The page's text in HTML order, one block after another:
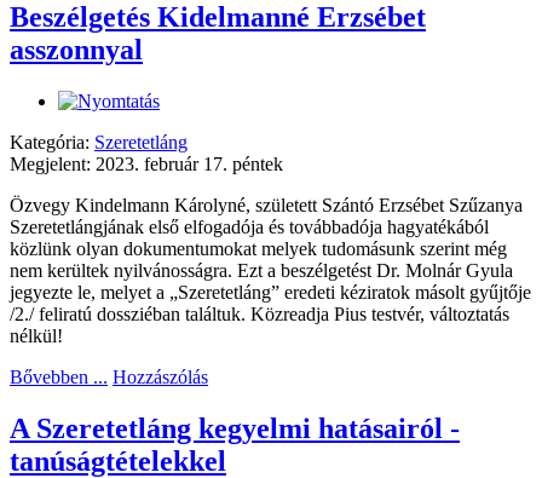
Beszélgetés Kidelmanné Erzsébet
asszonnyal
Kategória: Szeretetláng
Megjelent: 2023. február 17. péntek
Özvegy Kindelmann Károlyné, született Szántó Erzsébet Szűzanya
Szeretetlángjának első elfogadója és továbbadója hagyatékából
közlünk olyan dokumentumokat melyek tudomásunk szerint még
nem kerültek nyilvánosságra. Ezt a beszélgetést Dr. Molnár Gyula
jegyezte le, melyet a „Szeretetláng” eredeti kéziratok másolt gyűjtője
/2./ feliratú dossziéban találtuk. Közreadja Pius testvér, változtatás
nélkül!
Bővebben ... Hozzászólás
A Szeretetláng kegyelmi hatásairól -
tanúságtételekkel